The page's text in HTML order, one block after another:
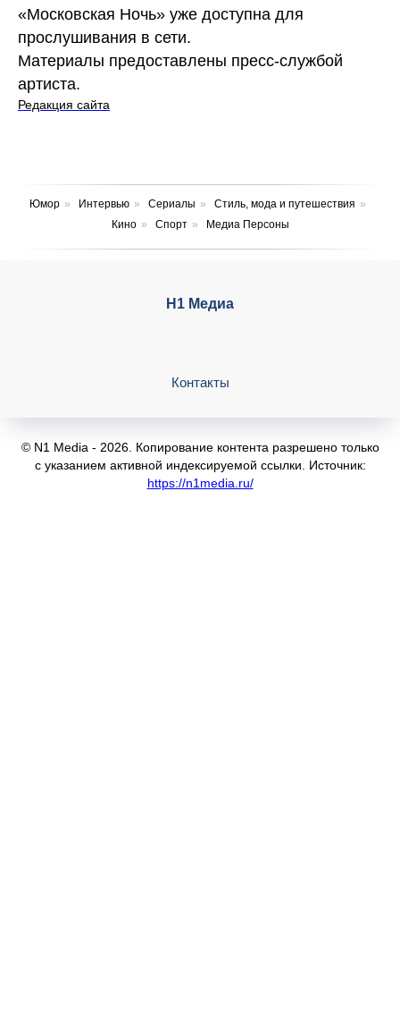
«Московская Ночь» уже доступна для
прослушивания в сети.
Материалы предоставлены пресс-службой
артиста.
Редакция сайта
Юмор » Интервью » Сериалы » Стиль, мода и путешествия »
Кино » Спорт » Медиа Персоны
Н1 Медиа
Контакты
© N1 Media - 2026. Копирование контента разрешено только
с указанием активной индексируемой ссылки. Источник:
https://n1media.ru/